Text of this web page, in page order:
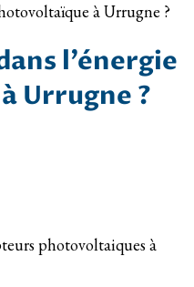
à Urrugne ?
l’énergie
Urrugne ?
photovoltaiques à